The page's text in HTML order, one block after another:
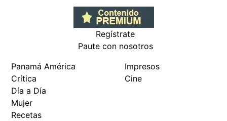
Regístrate
Paute con nosotros
Panamá América
Crítica
Día a Día
Mujer
Recetas
Impresos
Cine